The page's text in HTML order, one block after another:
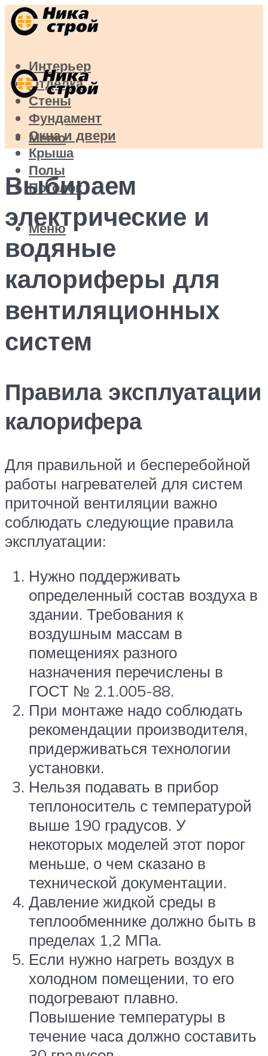
Интерьер
Отделка
Стены
Фундамент
Окна и двери
Крыша
Полы
Потолок
Меню
Меню
Выбираем
электрические и
водяные
калориферы для
вентиляционных
систем
Правила эксплуатации
калорифера
Для правильной и бесперебойной
работы нагревателей для систем
приточной вентиляции важно
соблюдать следующие правила
эксплуатации:
Нужно поддерживать
определенный состав воздуха в
здании. Требования к
воздушным массам в
помещениях разного
назначения перечислены в
ГОСТ № 2.1.005-88.
При монтаже надо соблюдать
рекомендации производителя,
придерживаться технологии
установки.
Нельзя подавать в прибор
теплоноситель с температурой
выше 190 градусов. У
некоторых моделей этот порог
меньше, о чем сказано в
технической документации.
Давление жидкой среды в
теплообменнике должно быть в
пределах 1,2 МПа.
Если нужно нагреть воздух в
холодном помещении, то его
подогревают плавно.
Повышение температуры в
течение часа должно составить